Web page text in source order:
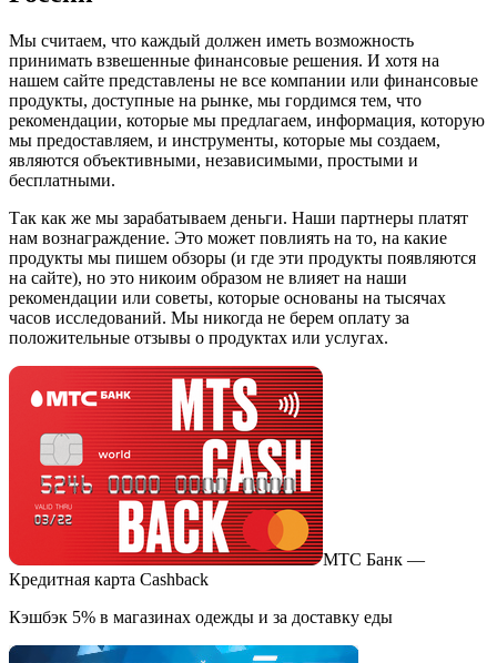
Мы считаем, что каждый должен иметь возможность
принимать взвешенные финансовые решения. И хотя на
нашем сайте представлены не все компании или финансовые
продукты, доступные на рынке, мы гордимся тем, что
рекомендации, которые мы предлагаем, информация, которую
мы предоставляем, и инструменты, которые мы создаем,
являются объективными, независимыми, простыми и
бесплатными.
Так как же мы зарабатываем деньги. Наши партнеры платят
нам вознаграждение. Это может повлиять на то, на какие
продукты мы пишем обзоры (и где эти продукты появляются
на сайте), но это никоим образом не влияет на наши
рекомендации или советы, которые основаны на тысячах
часов исследований. Мы никогда не берем оплату за
положительные отзывы о продуктах или услугах.
МТС Банк —
Кредитная карта Cashback
Кэшбэк 5% в магазинах одежды и за доставку еды